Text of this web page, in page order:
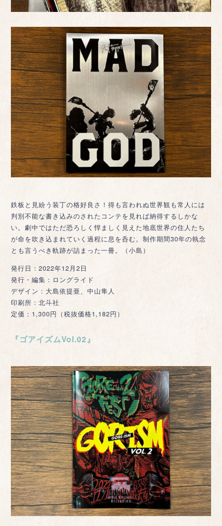
鉄板と見紛う装丁の格好良さ！得も言われぬ世界観も常人には
判別不能な書き込みのされたコンテを見れば納得するしかな
い。劇中ではただ恐ろしく悍ましく見えた地底世界の住人たち
が命を吹き込まれていく過程に息を呑む。制作期間30年の執念
とも言うべき軌跡が詰まった一冊。（小島）
発行日：2022年12月2日
発行・編集：ロングライド
デザイン：大島依提亜、中山隼人
印刷所：北斗社
定価：1,300円（税抜価格1,182円）
『ゴアイズムVol.02』